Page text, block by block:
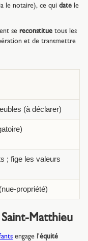
le notaire), ce qui date le
se reconstitue tous les
et de transmettre
(à déclarer)
; fige les valeurs
propriété)
Matthieu
engage l'équité